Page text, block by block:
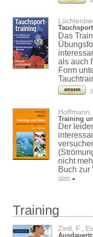
Das
als auch
Form
Hoffmann,
Training
Der
nicht
Buch zur
oben
Training
Zintl, F.,